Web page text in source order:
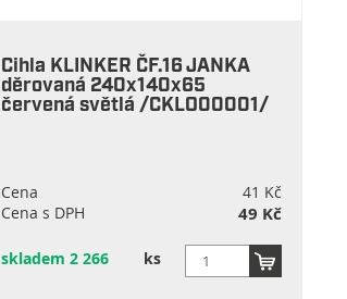
Cihla KLINKER ČF.16 JANKA
děrovaná 240x140x65
červená světlá /CKLO00001/
Cena
41 Kč
Cena s DPH
49 Kč
skladem 2 266 ks